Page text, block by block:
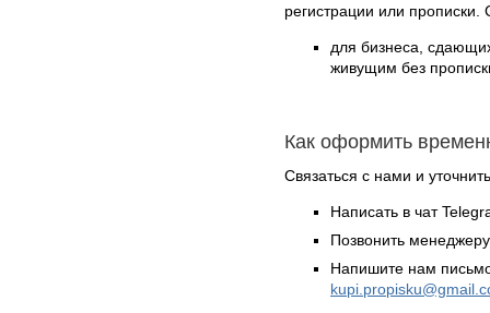
регистрации или
для бизнеса,
живущим без
Как оформить
Связаться с нами и
Написать в чат
Позвонить
Напишите нам